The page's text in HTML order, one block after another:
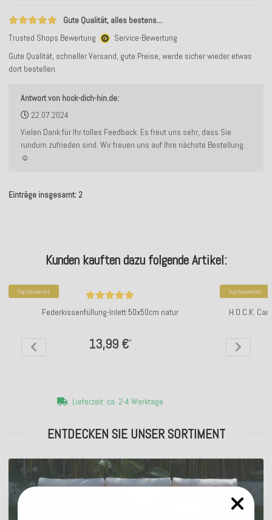
Gute Qualität, alles bestens...
Trusted Shops Bewertung
Service-Bewertung
Gute Qualität, schneller Versand, gute Preise, werde sicher wieder etwas
dort bestellen.
Antwort von hock-dich-hin.de:
22.07.2024
Vielen Dank für Ihr tolles Feedback. Es freut uns sehr, dass Sie
rundum zufrieden sind. Wir freuen uns auf Ihre nächste Bestellung.
☺️
Einträge insgesamt: 2
Kunden kauften dazu folgende Artikel:
Top bewertet
Federkissenfüllung-Inlett 50x50cm natur
13,99 €*
Lieferzeit: ca. 2-4 Werktage
Top bewertet
H.O.C.K.
ENTDECKEN SIE UNSER SORTIMENT